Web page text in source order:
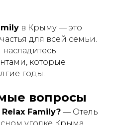
в Крыму — это
для всей семьи.
которые
годы.
вопросы
Family? — Отель